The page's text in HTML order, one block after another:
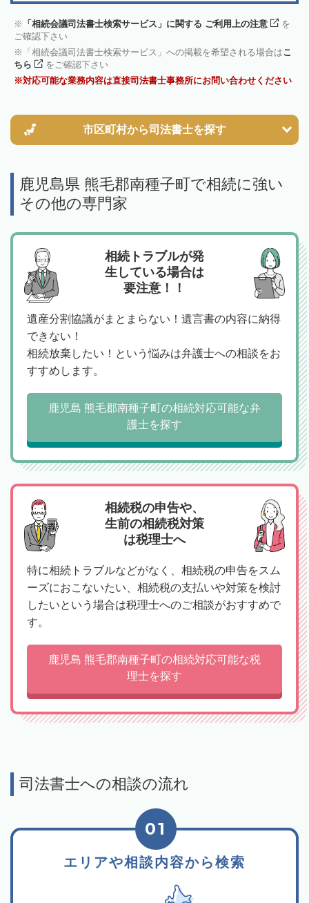
「相続会議司法書士検索サービス」に関する ご利用上の注意
を
ご確認下さい
「相続会議司法書士検索サービス」への掲載を希望される場合はこ
ちら
をご確認下さい
対応可能な業務内容は直接司法書士事務所にお問い合わせください
市区町村から司法書士を探す
鹿児島県 熊毛郡南種子町で相続に強い
その他の専門家
相続トラブルが発
生している場合は
要注意！！
遺産分割協議がまとまらない！遺言書の内容に納得
できない！
相続放棄したい！という悩みは弁護士への相談をお
すすめします。
鹿児島 熊毛郡南種子町の相続対応可能な弁
護士を探す
相続税の申告や、
生前の相続税対策
は税理士へ
特に相続トラブルなどがなく、相続税の申告をスム
ーズにおこないたい、相続税の支払いや対策を検討
したいという場合は税理士へのご相談がおすすめで
す。
鹿児島 熊毛郡南種子町の相続対応可能な税
理士を探す
司法書士への相談の流れ
エリアや相談内容から検索
01